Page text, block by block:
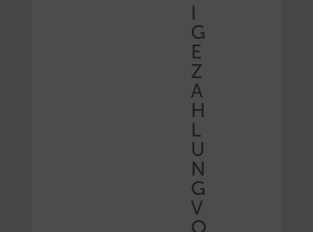
I
G
E
Z
A
H
L
U
N
G
V